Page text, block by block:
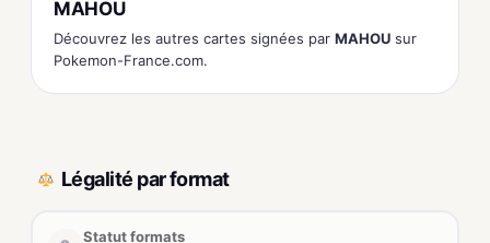
MAHOU
Découvrez les autres cartes signées par MAHOU sur
Pokemon-France.com.
Légalité par format
Statut formats